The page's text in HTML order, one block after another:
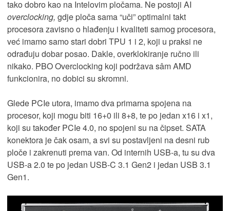
tako dobro kao na Intelovim pločama. Ne postoji AI
overclocking, gdje ploča sama “uči” optimalni takt
procesora zavisno o hlađenju i kvaliteti samog procesora,
već imamo samo stari dobri TPU 1 i 2, koji u praksi ne
odrađuju dobar posao. Dakle, overklokiranje ručno ili
nikako. PBO Overclocking koji podržava sâm AMD
funkcionira, no dobici su skromni.
Glede PCIe utora, imamo dva primarna spojena na
procesor, koji mogu biti 16+0 ili 8+8, te po jedan x16 i x1,
koji su također PCIe 4.0, no spojeni su na čipset. SATA
konektora je čak osam, a svi su postavljeni na desni rub
ploče i zakrenuti prema van. Od internih USB-a, tu su dva
USB-a 2.0 te po jedan USB-C 3.1 Gen2 i jedan USB 3.1
Gen1.